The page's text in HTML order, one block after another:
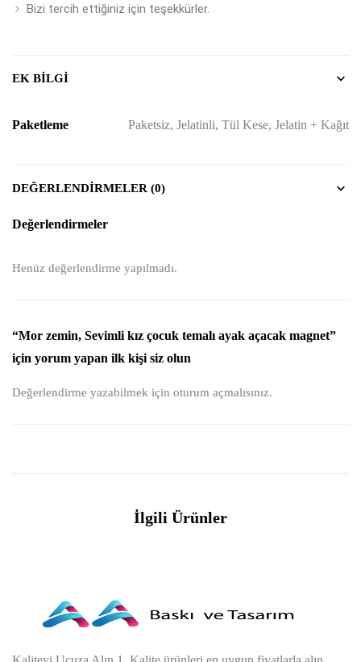
Bizi tercih ettiğiniz için teşekkürler.
EK BILGI
Paketleme Paketsiz, Jelatinli, Tül Kese, Jelatin + Kağıt
DEĞERLENDIRMELER (0)
Değerlendirmeler
Henüz değerlendirme yapılmadı.
“Mor zemin, Sevimli kız çocuk temalı ayak açacak magnet”
için yorum yapan ilk kişi siz olun
Değerlendirme yazabilmek için oturum açmalısınız.
İlgili Ürünler